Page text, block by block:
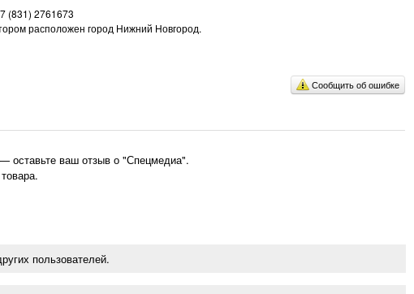
(831) 2761673
расположен город Нижний Новгород.
Сообщить об ошибке
оставьте ваш отзыв о "Спецмедиа".
пользователей.